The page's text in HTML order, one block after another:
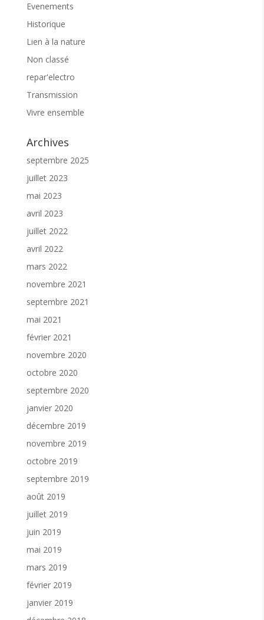
Evenements
Historique
Lien à la nature
Non classé
repar'electro
Transmission
Vivre ensemble
Archives
septembre 2025
juillet 2023
mai 2023
avril 2023
juillet 2022
avril 2022
mars 2022
novembre 2021
septembre 2021
mai 2021
février 2021
novembre 2020
octobre 2020
septembre 2020
janvier 2020
décembre 2019
novembre 2019
octobre 2019
septembre 2019
août 2019
juillet 2019
juin 2019
mai 2019
mars 2019
février 2019
janvier 2019